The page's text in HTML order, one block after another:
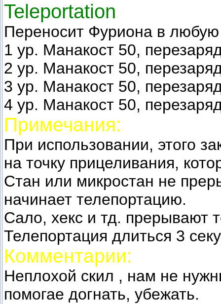
Teleportation
Переносит Фуриона в любую
1 ур. Манакост 50,
2 ур. Манакост 50,
3 ур. Манакост 50,
4 ур. Манакост 50,
Примечания:
При использовании, этого
на точку прицеливания,
Стан или микростан не
начинает телепортацию.
Сало, хекс и тд. прерывают
Телепортация длиться 3
Комментарии:
Неплохой скил , нам не
помогае догнать, убежать.